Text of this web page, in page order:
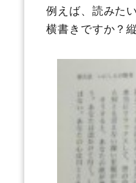
例えば、読みた
横書きですか？